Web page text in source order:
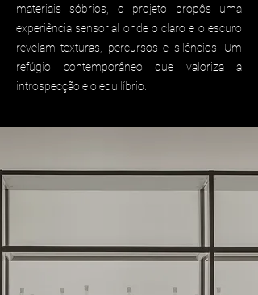
materiais sóbrios, o projeto propôs uma
experiência sensorial onde o claro e o escuro
revelam texturas, percursos e silêncios. Um
refúgio contemporâneo que valoriza a
introspecção e o equilíbrio.